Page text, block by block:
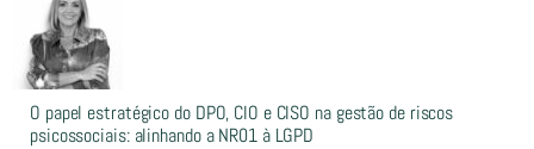
O papel estratégico do DPO, CIO e CISO na gestão de riscos
psicossociais: alinhando a NR01 à LGPD